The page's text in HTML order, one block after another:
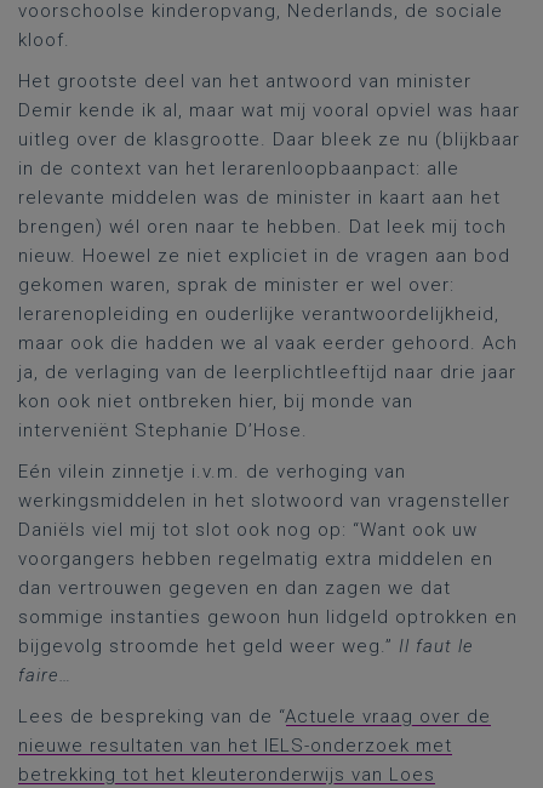
voorschoolse kinderopvang, Nederlands, de sociale
kloof.
Het grootste deel van het antwoord van minister
Demir kende ik al, maar wat mij vooral opviel was haar
uitleg over de klasgrootte. Daar bleek ze nu (blijkbaar
in de context van het lerarenloopbaanpact: alle
relevante middelen was de minister in kaart aan het
brengen) wél oren naar te hebben. Dat leek mij toch
nieuw. Hoewel ze niet expliciet in de vragen aan bod
gekomen waren, sprak de minister er wel over:
lerarenopleiding en ouderlijke verantwoordelijkheid,
maar ook die hadden we al vaak eerder gehoord. Ach
ja, de verlaging van de leerplichtleeftijd naar drie jaar
kon ook niet ontbreken hier, bij monde van
interveniënt Stephanie D’Hose.
Eén vilein zinnetje i.v.m. de verhoging van
werkingsmiddelen in het slotwoord van vragensteller
Daniëls viel mij tot slot ook nog op: “Want ook uw
voorgangers hebben regelmatig extra middelen en
dan vertrouwen gegeven en dan zagen we dat
sommige instanties gewoon hun lidgeld optrokken en
bijgevolg stroomde het geld weer weg.” Il faut le
faire…
Lees de bespreking van de “Actuele vraag over de
nieuwe resultaten van het IELS-onderzoek met
betrekking tot het kleuteronderwijs van Loes